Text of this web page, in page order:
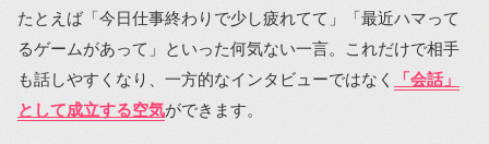
たとえば「今日仕事終わりで少し疲れてて」「最近ハマって
るゲームがあって」といった何気ない一言。これだけで相手
も話しやすくなり、一方的なインタビューではなく
「会話」
として成立する空気ができます。